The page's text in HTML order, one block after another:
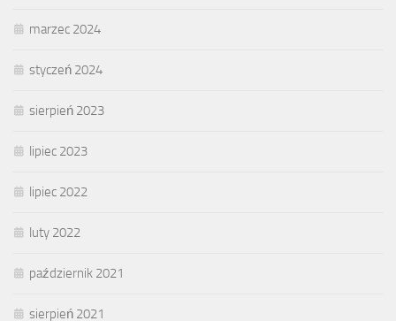
marzec 2024
styczeń 2024
sierpień 2023
lipiec 2023
lipiec 2022
luty 2022
październik 2021
sierpień 2021